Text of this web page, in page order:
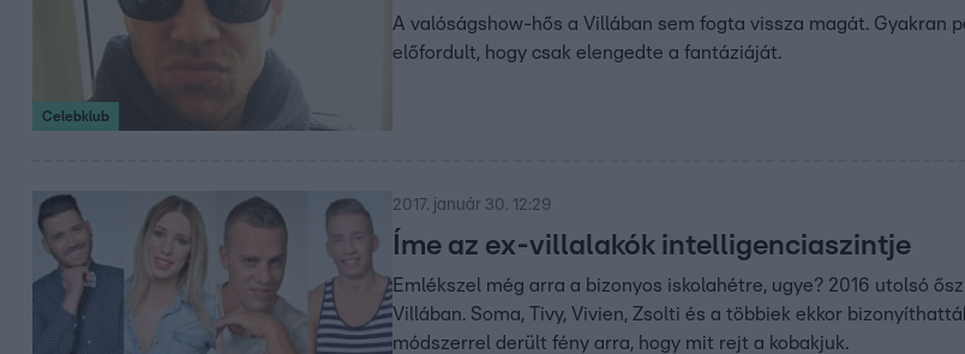
Celebklub
A valóságshow-hős a Villában sem fogta vissza magát. Gyakran
előfordult, hogy csak elengedte a fantáziáját.
2017. január 30. 12:29
Íme az ex-villalakók intelligenciaszintje
Emlékszel még arra a bizonyos iskolahétre, ugye? 2016 utolsó
Villában. Soma, Tivy, Vivien, Zsolti és a többiek ekkor
módszerrel derült fény arra, hogy mit rejt a kobakjuk.